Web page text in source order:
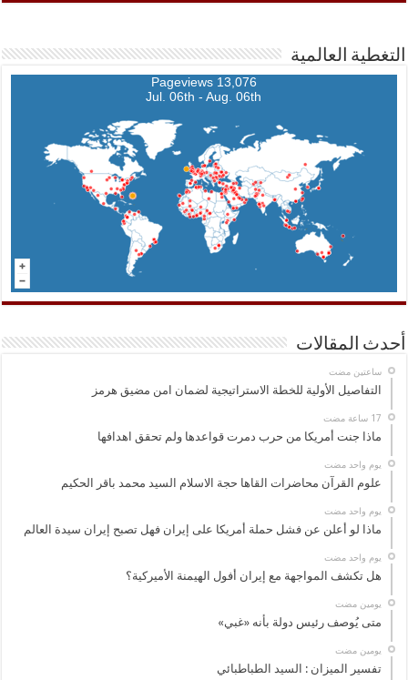
التغطية العالمية
13,076 Pageviews
Jul. 06th - Aug. 06th
أحدث المقالات
‏ساعتين مضت
التفاصيل الأولية للخطة الاستراتيجية لضمان امن مضيق هرمز
ماذا جنت أمريكا من حرب دمرت قواعدها ولم تحقق اهدافها
‏يوم واحد مضت
علوم القرآن محاضرات القاها حجة الاسلام السيد محمد باقر الحكيم
‏يوم واحد مضت
ماذا لو أعلن عن فشل حملة أمريكا على إيران فهل تصبح إيران سيدة العالم
‏يوم واحد مضت
هل تكشف المواجهة مع إيران أفول الهيمنة الأميركية؟
‏يومين مضت
متى يُوصف رئيس دولة بأنه «غبي»
‏يومين مضت
تفسير الميزان : السيد الطباطبائي